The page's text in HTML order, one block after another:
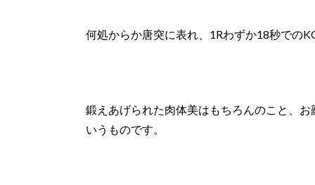
何処からか唐突に表れ、1Rわずか18秒での
鍛えあげられた肉体美はもちろんのこと、
いうものです。